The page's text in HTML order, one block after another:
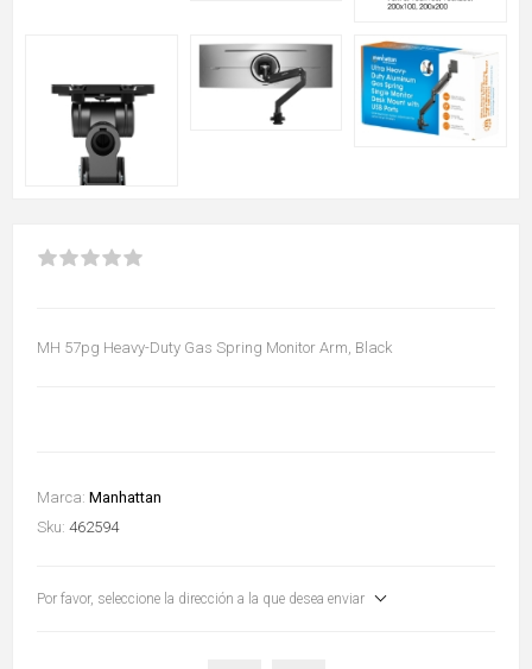
MH 57pg Heavy-Duty Gas Spring Monitor Arm, Black
Marca: Manhattan
Sku: 462594
Por favor, seleccione la dirección a la que desea enviar